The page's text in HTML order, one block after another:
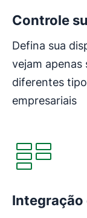
Controle
Defina sua
vejam apenas
diferentes
empresariais
Integração